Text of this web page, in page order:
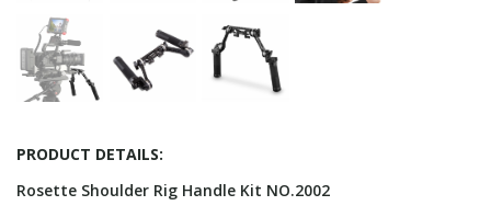
PRODUCT DETAILS:
Rosette Shoulder Rig Handle Kit NO.2002